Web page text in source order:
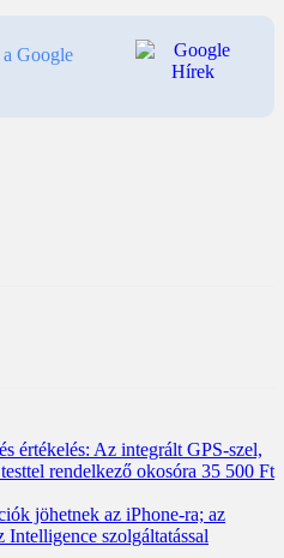
Google
értékelés: Az integrált GPS-szel,
rendelkező okosóra 35 500 Ft
jöhetnek az iPhone-ra; az
szolgáltatással